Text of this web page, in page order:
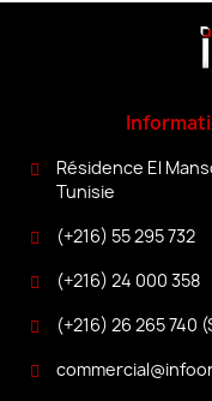
Résidence El
Tunisie
(+216) 55 295 732
(+216) 24 000 358
(+216) 26 265 740